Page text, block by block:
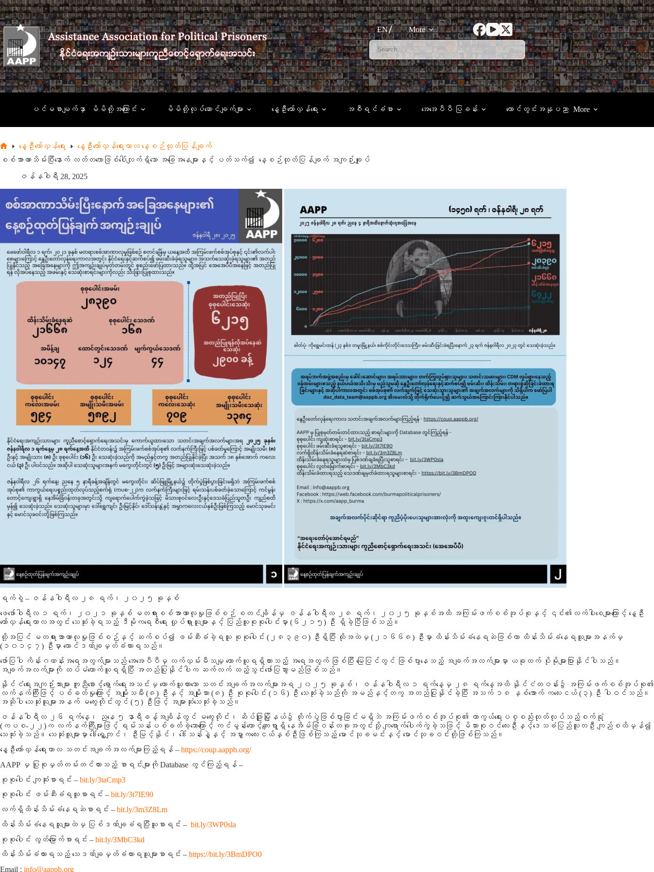
Skip
to
content
EN
More
ပင်မစာမျက်နှာ မိမိတို့အကြောင်း မိမိတို့လုပ်ဆောင်ချက်များ နွေဦးတော်လှန်ရေး အစီရင်ခံစာ အေအေပီပီ ပြခန်း ထောင်တွင်းအနုပညာ More
Home
နွေဦးတော်လှန်ရေး
နွေဦးတော်လှန်ရေးကာလ နေ့စဉ်ထုတ်ပြန်ချက်
စစ်အာဏာသိမ်းပြီးနောက် လတ်တလောဖြစ်ပေါ်လျက်ရှိသော အခြေအနေများနှင့် ပတ်သက်၍ နေ့စဉ်ထုတ်ပြန်ချက် အကျဉ်းချုပ်
ဇန်နဝါရီ 28, 2025
ရက်စွဲ – ဇန်နဝါရီလ ၂၈ ရက်၊ ၂၀၂၅ ခုနှစ်
ဖေဖော်ဝါရီလ ၁ ရက်၊ ၂၀၂၁ ခုနှစ် မတရားစစ်အာဏာလုမှုဖြစ်စဉ် စတင်ချိန်မှ ဇန်နဝါရီလ ၂၈ ရက်၊ ၂၀၂၅ ခုနှစ်အထိ အကြမ်းဖက်စစ်အုပ်စုနှင့် ၎င်း၏လက်ပါးစေများကြောင့် နွေဦး
တော်လှန်ရေးကာလအတွင်း သေဆုံးခဲ့ရသည့် ဒီမိုကရေစီရေး လှုပ်ရှားသူများနှင့် ပြည်သူစုစုပေါင်းမှာ (၆၂၁၅) ဦး ရှိခဲ့ပြီဖြစ်သည်။
ထို့အပြင် မတရားအာဏာလုမှုဖြစ်စဉ်နှင့် ဆက်စပ်၍ ဖမ်းဆီးခံခဲ့ရသူ စုစုပေါင်း (၂၈၃၉၀) ဦးရှိပြီး ထိုအထဲမှ (၂၁၆၆၈) ဦးမှာ ထိန်းသိမ်းခံနေရဆဲဖြစ်ကာ ထိန်းသိမ်းခံနေရသူများအနက်မှ
(၁၀၁၄၇) ဦးမှာ ထောင်ဒဏ်ချမှတ်ခံထားရသည်။
ဖော်ပြပါ ကိန်းဂဏန်းအရေအတွက်များသည် အေအေပီပီမှ လက်လှမ်းမီသမျှ ကောက်ယူရရှိထားသည့် အရေအတွက် ဖြစ်ပြီး မြေပြင်တွင် ဖြစ်ပွားနေသည့် အချက်အလက်များမှာ ယခုထက် ပိုမိုများပြားနိုင်ပါသည်။
အချက်အလက်များကို ထပ်မံကောက်ယူရရှိပြီး အတည်ပြုနိုင်ပါက ဆက်လက် ထည့်သွင်းဖော်ပြသွားမည်ဖြစ်သည်။
နိုင်ငံရေးအကျဉ်းသားများ ကူညီစောင့်ရှောက်ရေးအသင်းမှ ကောက်ယူထားသော သတင်းအချက်အလက်များအရ ၂၀၂၅ ခုနှစ်၊ ဇန်နဝါရီလ ၁ ရက်နေ့မှ ၂၈ ရက်နေ့အထိ နိုင်ငံတဝန်း၌ အကြမ်းဖက်စစ်အုပ်စု၏
လက်နက်ကြီးဖြင့် ပစ်ခတ်မှုကြောင့် အမျိုးသမီး (၈) ဦးနှင့် အမျိုးသား (၈) ဦး စုစုပေါင်း (၁၆) ဦး သေဆုံးခဲ့သည်ကို အမည်နှင့်တကွ အတည်ပြုနိုင်ခဲ့ပြီး အသက် ၁၈ နှစ်အောက် ကလေးငယ် (၃) ဦး ပါဝင်သည်။
အဆိုပါ သေဆုံးသူများအနက် မကွေးတိုင်းတွင် (၅) ဦးဖြင့် အများဆုံးသေဆုံးခဲ့သည်။
ဇန်နဝါရီလ ၂၆ ရက်နေ့၊ ညနေ ၅ နာရီခန့်အချိန်တွင် မကွေးတိုင်း၊ ဆိပ်ဖြူမြို့နယ်၌ တိုက်ပွဲဖြစ်ပွားခြင်းမရှိဘဲ အကြမ်းဖက်စစ်အုပ်စု၏ ကာကွယ်ရေးပစ္စည်းထုတ်လုပ်သည့်စက်ရုံ
(ကပစ-၂၂)က လက်နက်ကြီးများဖြင့် ရမ်းသန်းပစ်ခတ်ခဲ့သောကြောင့် ကင်မွန်းတောင့်ကျေးရွာရှိ နေအိမ်ခြံဝန်းတခုအတွင်းသို့ ကျရောက်ပေါက်ကွဲခဲ့သဖြင့် မိသားစုဝင်လေးဦးနှင့်ဒေသခံပြည်သူတဦး ကျည်စထိမှန်၍
သေဆုံးခဲ့သည်။ သေဆုံးသူများမှာ ဒေါ်ရွှေကျင်၊ ဦးမြင့်နိုင်၊ ဒေါ်သန်းနွဲ့နှင့် အမွှာကလေးငယ်နှစ်ဦးဖြစ်ကြသည့် မောင်သုခမင်းနှင့် မောင်သုခဝင်းတို့ဖြစ်ကြသည်။
နွေဦးတော်လှန်ရေးကာလ သတင်းအချက်အလက်များကြည့်ရန် – https://coup.aappb.org/
AAPP မှ ပြုစုမှတ်တမ်းတင်ထားသည့် စာရင်းများကို Database တွင်ကြည့်ရန် –
စုစုပေါင်း ကျဆုံးစာရင်း – bit.ly/3taCmp3
စုစုပေါင်း ဖမ်းဆီးခံရသူစာရင်း – bit.ly/3t7IE90
လက်ရှိထိန်းသိမ်းခံနေရဆဲစာရင်း – bit.ly/3m3Z8Lm
ထိန်းသိမ်းခံနေရသူများထဲမှ ပြစ်ဒဏ်ချခံရပြီးသူစာရင်း – bit.ly/3WP0sla
စုစုပေါင်း လွတ်မြောက်စာရင်း – bit.ly/3MbC3kd
ထိန်းသိမ်းခံထားရသည့် သေဒဏ်ချမှတ်ခံထားရသူများစာရင်း – https://bit.ly/3BmDPO0
Email : info@aappb.org